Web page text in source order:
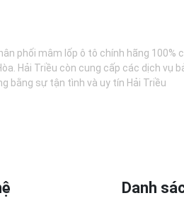
phối mâm lốp ô tô chính hãng
Hải Triều còn cung cấp các dịch
bằng sự tận tình và uy tín Hải Triều
Danh